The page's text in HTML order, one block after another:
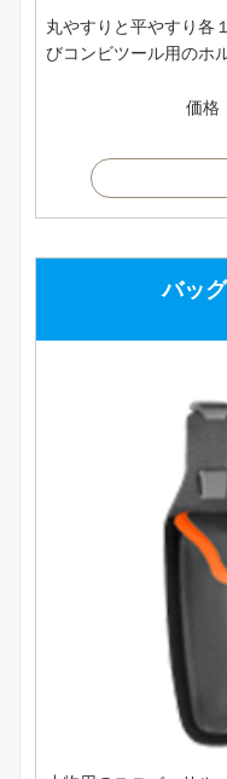
丸やすりと平やすり各
びコンビツール用のホ
価格
バッ